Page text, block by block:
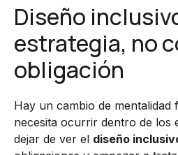
Diseño
estrategia, no
obligación
Hay un cambio de mentalidad
necesita ocurrir dentro de los
dejar de ver el diseño